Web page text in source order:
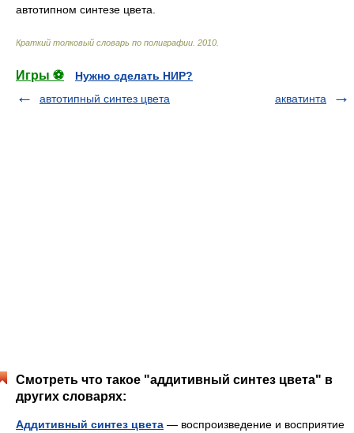
автотипном синтезе цвета.
Краткий толковый словарь по полиграфии 2010
Игры ⚽
Нужно сделать НИР?
автотипный синтез цвета
акватинта
Смотреть что такое "аддитивный синтез цвета" в
других словарях:
Аддитивный синтез цвета — воспроизведение и восприятие